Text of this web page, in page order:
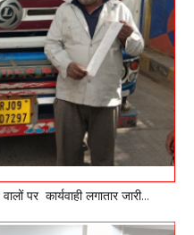
पर कार्यवाही लगातार जारी…